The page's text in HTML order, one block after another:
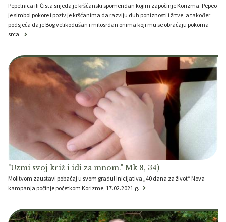
Pepelnica ili Čista srijeda je kršćanski spomendan kojim započinje Korizma. Pepeo
je simbol pokore i poziv je kršćanima da razviju duh poniznosti i žrtve, a također
podsjeća da je Bog velikodušan i milosrdan onima koji mu se obraćaju pokorna
srca.
"Uzmi svoj križ i idi za mnom." Mk 8, 34)
Molitvom zaustavi pobačaj u svom gradu! Inicijativa „40 dana za život“ Nova
kampanja počinje početkom Korizme, 17.02.2021.g.